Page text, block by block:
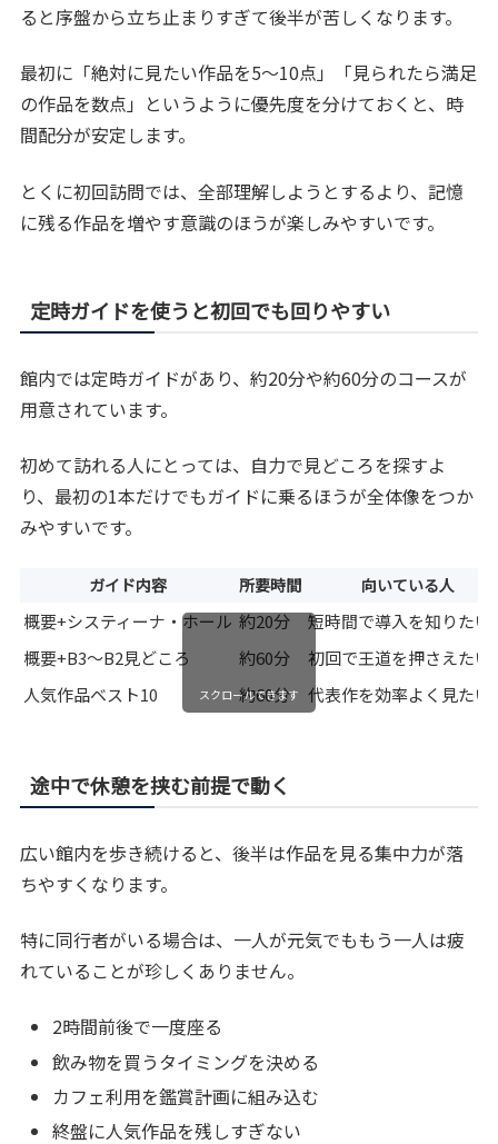
ると序盤から立ち止まりすぎて後半が苦しくなります。
最初に「絶対に見たい作品を5〜10点」「見られたら満足
の作品を数点」というように優先度を分けておくと、時
間配分が安定します。
とくに初回訪問では、全部理解しようとするより、記憶
に残る作品を増やす意識のほうが楽しみやすいです。
定時ガイドを使うと初回でも回りやすい
館内では定時ガイドがあり、約20分や約60分のコースが
用意されています。
初めて訪れる人にとっては、自力で見どころを探すよ
り、最初の1本だけでもガイドに乗るほうが全体像をつか
みやすいです。
ガイド内容 所要時間 向いている人
概要+システィーナ・ホール 約20分
短時間で導入を知りたい
概要+B3〜B2見どころ
約60分
初回で王道を押さえたい
人気作品ベスト10
約60分 代表作を効率よく見たい
スクロールできます
途中で休憩を挟む前提で動く
広い館内を歩き続けると、後半は作品を見る集中力が落
ちやすくなります。
特に同行者がいる場合は、一人が元気でももう一人は疲
れていることが珍しくありません。
2時間前後で一度座る
飲み物を買うタイミングを決める
カフェ利用を鑑賞計画に組み込む
終盤に人気作品を残しすぎない